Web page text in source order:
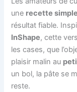
une recette simple
résultat fiable.
InShape, cette
les cases, que
plaisir malin au
un bol, la pâte se
reste.